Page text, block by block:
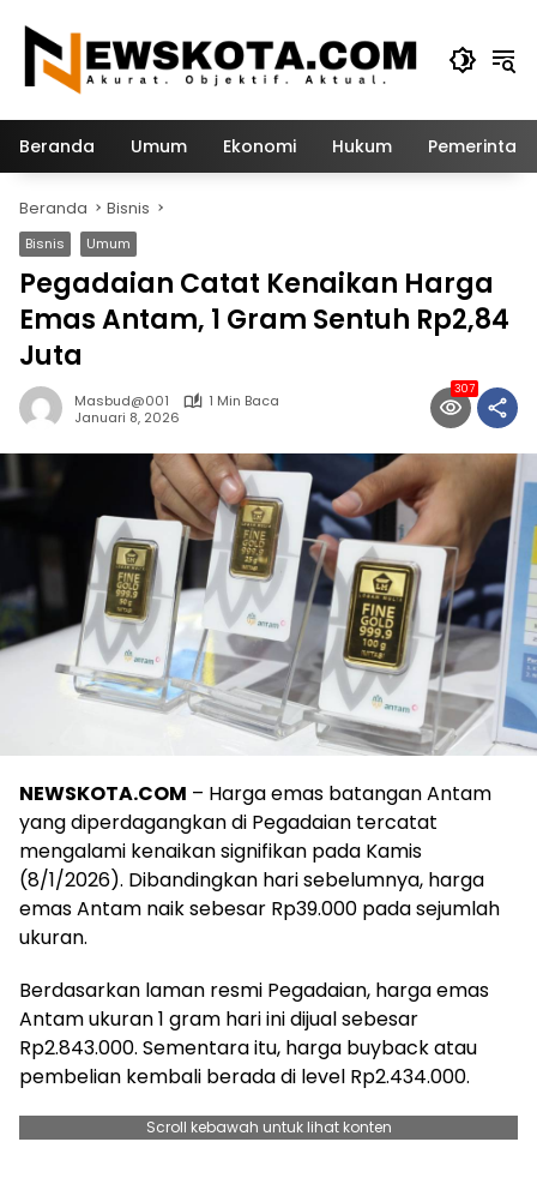
konten
Beranda Umum Ekonomi Hukum
Beranda Bisnis
Bisnis Umum
Pegadaian Catat Kenaikan Harga
Emas Antam, 1 Gram Sentuh Rp2,84
Juta
Masbud@001
1 Min Baca
Januari 8, 2026
307
NEWSKOTA.COM – Harga emas batangan Antam
yang diperdagangkan di Pegadaian tercatat
mengalami kenaikan signifikan pada Kamis
(8/1/2026). Dibandingkan hari sebelumnya, harga
emas Antam naik sebesar Rp39.000 pada sejumlah
ukuran.
Berdasarkan laman resmi Pegadaian, harga emas
Antam ukuran 1 gram hari ini dijual sebesar
Rp2.843.000. Sementara itu, harga buyback atau
pembelian kembali berada di level Rp2.434.000.
Scroll kebawah untuk lihat konten